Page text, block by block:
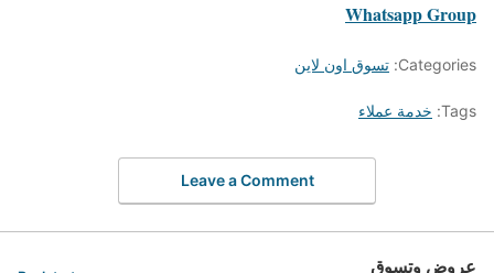
Whatsapp Group
Categories: تسوق اون لاين
Tags: خدمة عملاء
Leave a Comment
عروض وتسوق